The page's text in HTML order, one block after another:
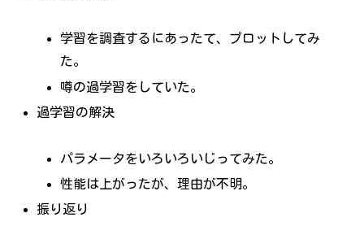
学習を調査するにあったて、プロットしてみ
た。
噂の過学習をしていた。
過学習の解決
パラメータをいろいろいじってみた。
性能は上がったが、理由が不明。
振り返り